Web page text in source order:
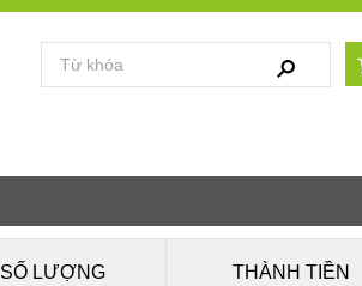
SỐ LƯỢNG THÀNH TIỀN